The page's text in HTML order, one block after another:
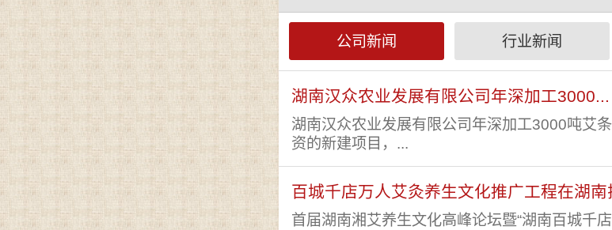
公司新闻 行业新闻
湖南汉众农业发展有限公司年深加工3000...
湖南汉众农业发展有限公司年深加工3000吨艾
资的新建项目，...
百城千店万人艾灸养生文化推广工程在湖南
首届湖南湘艾养生文化高峰论坛暨“湖南百城千